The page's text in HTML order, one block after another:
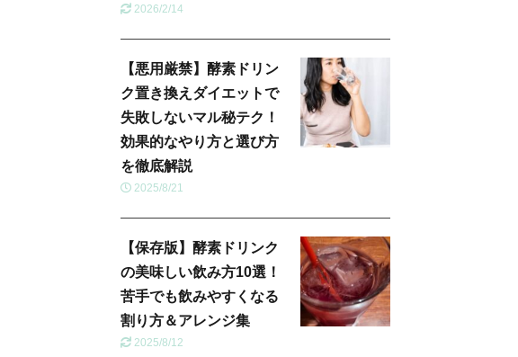
2026/2/14
【悪用厳禁】酵素ドリン
ク置き換えダイエットで
失敗しないマル秘テク！
効果的なやり方と選び方
を徹底解説
2025/8/21
【保存版】酵素ドリンク
の美味しい飲み方10選！
苦手でも飲みやすくなる
割り方＆アレンジ集
2025/8/12